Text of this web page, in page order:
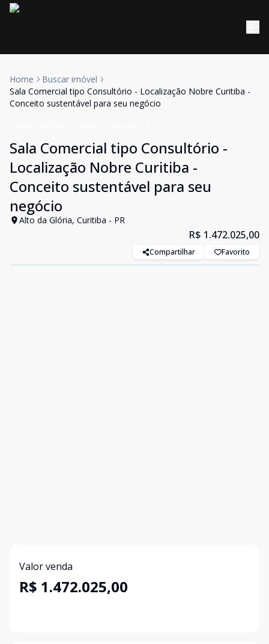
Home
Buscar imóvel
Sala Comercial tipo Consultório - Localização Nobre Curitiba -
Conceito sustentável para seu negócio
Sala Comercial tipo Consultório -
Localização Nobre Curitiba -
Conceito sustentável para seu
negócio
Alto da Glória, Curitiba - PR
R$ 1.472.025,00
Compartilhar Favorito
Valor venda
R$ 1.472.025,00